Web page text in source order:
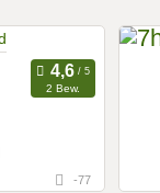
2 Bew.
-77